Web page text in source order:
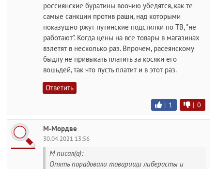
россиянские буратины воочию убедятся, как те
самые санкции против раши, над которыми
показушно ржут путинские подстилки по ТВ, "не
работают". Когда цены на все товары в магазинах
взлетят в несколько раз. Впрочем, расеянскому
быдлу не привыкать платить за косяки его
вошьдей, так что пусть платит и в этот раз.
Ответить
| 1 | 0
М-Мордве
30.04.2021 13:56
M писал(а):
Опять порадовали товарищи либерасты и